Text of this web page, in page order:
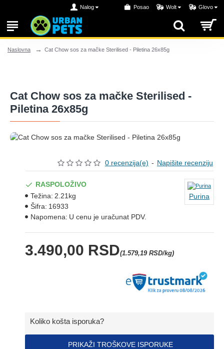
Nalog Posao Wolt Glovo
Naslovna Cat Chow sos za mačke Sterilised - Piletina 26x85g
Cat Chow sos za mačke Sterilised -
Piletina 26x85g
0 recenzija(e) - Napišite recenziju
3.490,00 RSD(1.579,19 RSD/kg)
RASPOLOŽIVO
Težina: 2.21kg
Šifra: 16933
Napomena: U cenu je uračunat PDV.
Purina
Koliko košta isporuka?
PRIKAŽI TROŠKOVE ISPORUKE